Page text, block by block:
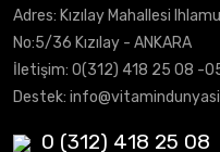
Hsport
Dip Belt Ağırlık Kemeri
Siyah
Adres: Kızılay Mahallesi
No:5/36 Kızılay - ANKARA
İletişim: 0(312) 418 25 08 -
Destek:
0 (312) 418 25 08